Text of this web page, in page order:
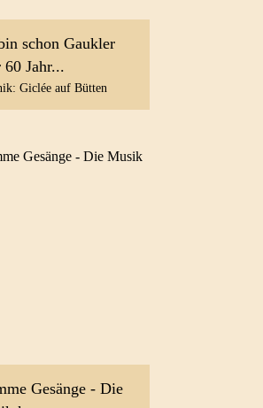
schon Gaukler
60 Jahr...
Giclée auf Bütten
Gesänge - Die